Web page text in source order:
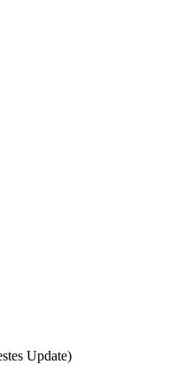
Update)